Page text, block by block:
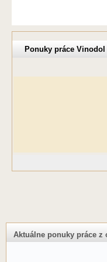
Ponuky práce Vinodol
Aktuálne ponuky práce z